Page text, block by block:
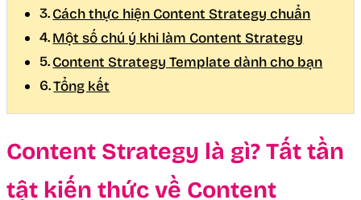
Cách thực hiện Content Strategy chuẩn
Một số chú ý khi làm Content Strategy
Content Strategy Template dành cho bạn
Tổng kết
Content Strategy là gì? Tất tần
tật kiến thức về Content